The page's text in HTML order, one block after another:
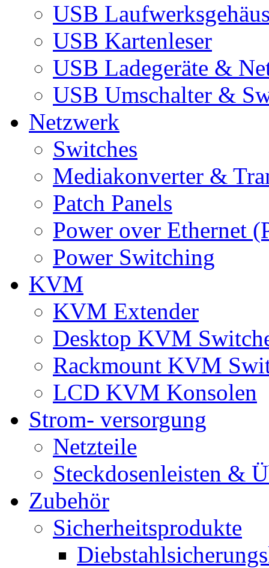
USB
USB Kartenleser
USB Ladegeräte &
USB Umschalter &
Netzwerk
Switches
Mediakonverter &
Patch Panels
Power over Ethernet
Power Switching
KVM
KVM Extender
Desktop KVM
Rackmount KVM
LCD KVM Konsolen
Strom- versorgung
Netzteile
Steckdosenleisten &
Zubehör
Sicherheitsprodukte